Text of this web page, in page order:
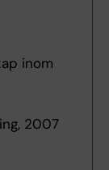
inom
2007